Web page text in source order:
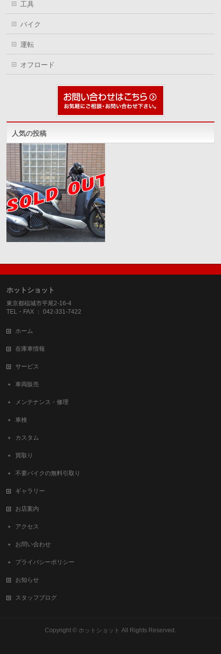
工具
バイク
運転
オフロード
人気の投稿
ホットショット
東京都稲城市平尾2-16-4
TEL・FAX ： 042-331-7422
ホーム
在庫車情報
サービス
車両販売
メンテナンス・修理
車検
カスタム
買取り
不要バイクの無料引取り
ギャラリー
お店案内
アクセス
お問い合わせ
プライバシーポリシー
お知らせ
スタッフブログ
Copyright © ホットショット All Rights Reserved.